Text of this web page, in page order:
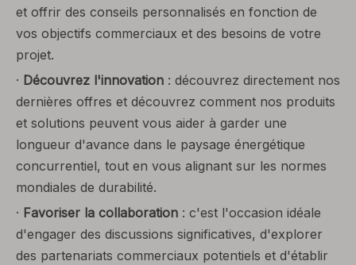
et offrir des conseils personnalisés en fonction de
vos objectifs commerciaux et des besoins de votre
projet.
· Découvrez l'innovation : découvrez directement nos
dernières offres et découvrez comment nos produits
et solutions peuvent vous aider à garder une
longueur d'avance dans le paysage énergétique
concurrentiel, tout en vous alignant sur les normes
mondiales de durabilité.
· Favoriser la collaboration : c'est l'occasion idéale
d'engager des discussions significatives, d'explorer
des partenariats commerciaux potentiels et d'établir